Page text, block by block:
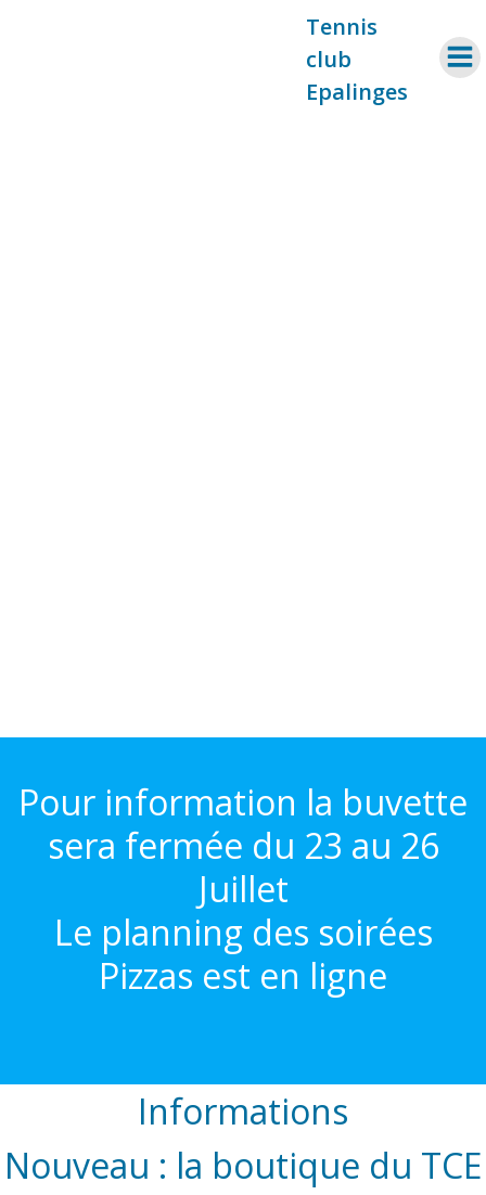
contenu
Tennis
club
Epalinges
Pour information la buvette
sera fermée du 23 au 26
Juillet
Le planning des soirées
Pizzas est en ligne
Informations
Nouveau : la boutique du TCE